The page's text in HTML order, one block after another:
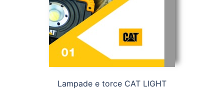
Lampade e torce CAT LIGHT